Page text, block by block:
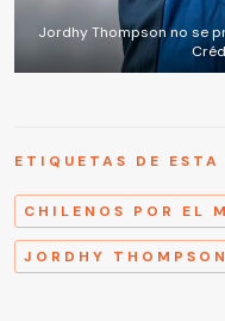
Jordhy Thompson no se
ETIQUETAS DE ESTA
CHILENOS POR EL
JORDHY THOMPSON